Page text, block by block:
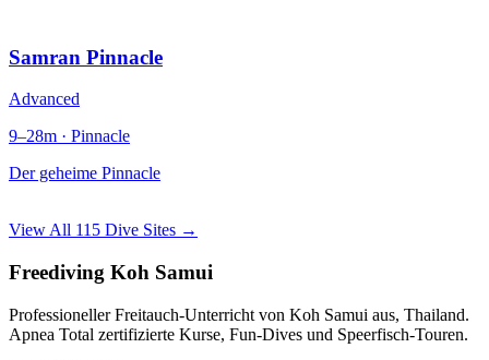
Samran Pinnacle
Advanced
9–28m · Pinnacle
Der geheime Pinnacle
View All 115 Dive Sites →
Freediving Koh Samui
Professioneller Freitauch-Unterricht von Koh Samui aus, Thailand.
Apnea Total zertifizierte Kurse, Fun-Dives und Speerfisch-Touren.